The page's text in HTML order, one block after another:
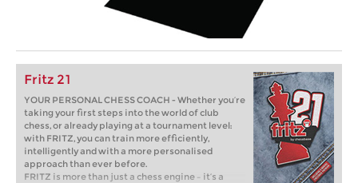
Fritz 21
YOUR PERSONAL CHESS COACH - Whether you’re
taking your first steps into the world of club
chess, or already playing at a tournament level:
with FRITZ, you can train more efficiently,
intelligently and with a more personalised
approach than ever before.
FRITZ is more than just a chess engine – it’s a